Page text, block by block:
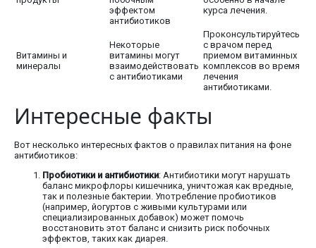
эффектом
антибиотиков
курса лечения.
Витамины и
минералы
Некоторые
витамины могут
взаимодействовать
с антибиотиками
Проконсультируйтесь
с врачом перед
приемом витаминных
комплексов во время
лечения
антибиотиками.
Интересные факты
Вот несколько интересных фактов о правилах питания на фоне
антибиотиков:
Пробиотики и антибиотики: Антибиотики могут нарушать
баланс микрофлоры кишечника, уничтожая как вредные,
так и полезные бактерии. Употребление пробиотиков
(например, йогуртов с живыми культурами или
специализированных добавок) может помочь
восстановить этот баланс и снизить риск побочных
эффектов, таких как диарея.